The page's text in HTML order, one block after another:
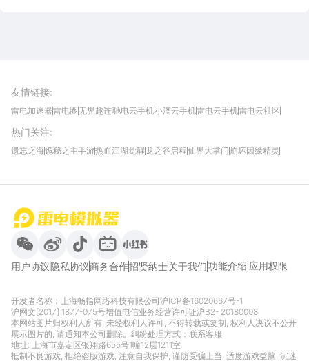
友情链接:
雷电加速器雷电圈无界趣连驰电云手机小滴云手机雷电云手机雷电云社区
我爱vr网华军软件园
热门关注:
遗忘之海诡秘之主手游热血江湖觉醒龙之谷启程仙界大掌门 崩坏因缘精灵
用户协议隐私协议商务合作招贤纳士关于我们功能介绍 应用权限
开发者名称：上海畅指网络科技有限公司沪ICP备16020667号-1
沪网文[2017] 1877-075号增值电信业务经营许可证沪B2- 20180008
本网站图片归权利人所有, 未经权利人许可, 不得转载或复制, 权利人决议不公开
展示图片的, 请通知本公司删除。纠纷处理方式： 联系客服
地址: 上海市嘉定区银翔路655号1幢12层1211室
抵制不良游戏, 拒绝盗版游戏, 注意自我保护, 谨防受骗上当, 适度游戏益脑, 沉迷
首页
微信
微博 抖音 哔哩哔哩